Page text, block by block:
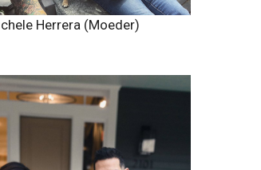
Herrera (Moeder)